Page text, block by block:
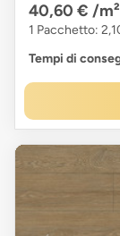
40,60 € /m²
1 Pacchetto:
Tempi di